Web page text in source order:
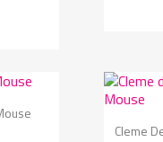
Cleme